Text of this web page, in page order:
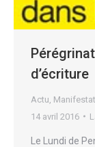
d’écriture
Actu
14 avril 2016
Le Lundi de